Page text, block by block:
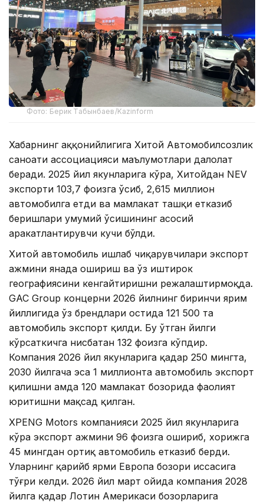
Фото: Берик Табынбаев/Kazinform
Хабарнинг ҳаққонийлигига Хитой Автомобилсозлик
саноати ассоциацияси маълумотлари далолат
беради. 2025 йил якунларига кўра, Хитойдан NEV
экспорти 103,7 фоизга ўсиб, 2,615 миллион
автомобилга етди ва мамлакат ташқи етказиб
беришлари умумий ўсишининг асосий
ҳаракатлантирувчи кучи бўлди.
Хитой автомобиль ишлаб чиқарувчилари экспорт
ҳажмини янада ошириш ва ўз иштирок
географиясини кенгайтиришни режалаштирмоқда.
GAC Group концерни 2026 йилнинг биринчи ярим
йиллигида ўз брендлари остида 121 500 та
автомобиль экспорт қилди. Бу ўтган йилги
кўрсаткичга нисбатан 132 фоизга кўпдир.
Компания 2026 йил якунларига қадар 250 мингта,
2030 йилгача эса 1 миллионта автомобиль экспорт
қилишни ҳамда 120 мамлакат бозорида фаолият
юритишни мақсад қилган.
XPENG Motors компанияси 2025 йил якунларига
кўра экспорт ҳажмини 96 фоизга ошириб, хорижга
45 мингдан ортиқ автомобиль етказиб берди.
Уларнинг қарийб ярми Европа бозори ҳиссасига
тўғри келди. 2026 йил март ойида компания 2028
йилга қадар Лотин Америкаси бозорларига